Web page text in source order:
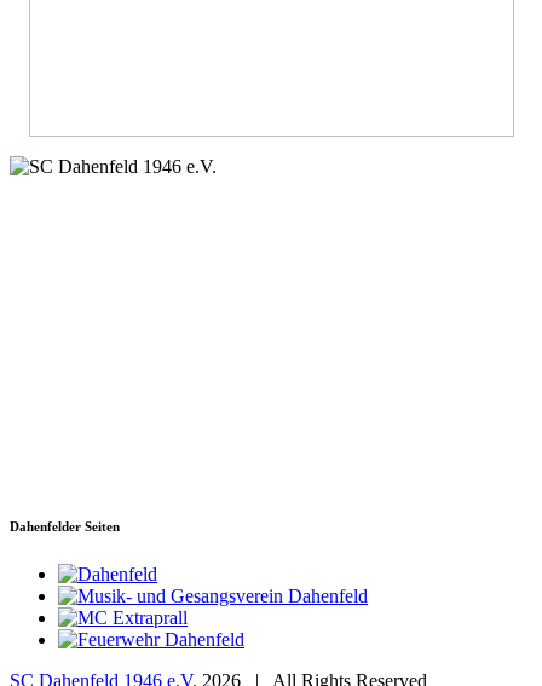
Dahenfelder Seiten
SC Dahenfeld 1946 e.V. 2026 | All Rights Reserved